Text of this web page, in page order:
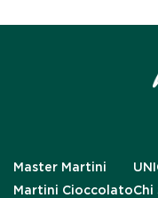
Master Martini
Martini CioccolatoChi